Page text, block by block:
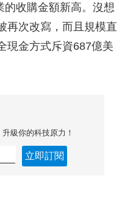
收購金額新高。沒想
再次改寫，而且規模直
現金方式斥資687億美
級你的科技原力！
立即訂閱